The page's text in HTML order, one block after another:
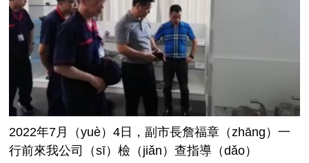
2022年7月（yuè）4日，副市長詹福章（zhāng）一
行前來我公司（sī）檢（jiǎn）查指導（dǎo）